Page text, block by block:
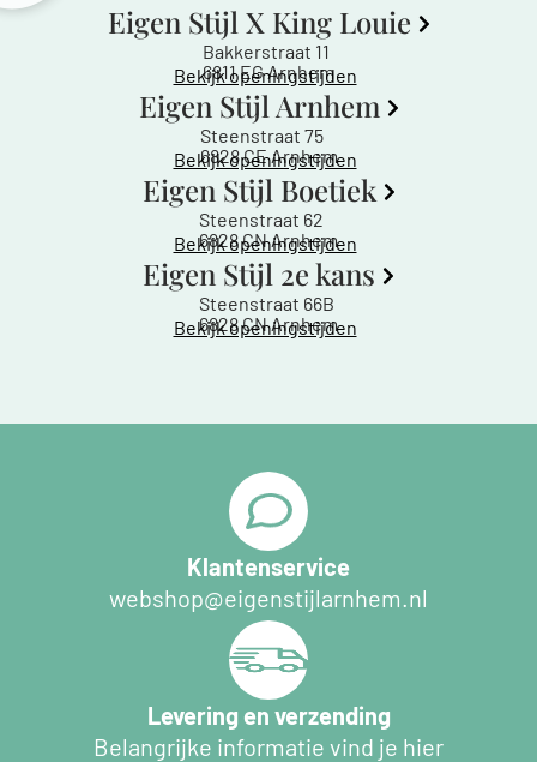
Eigen Stijl X King Louie
Bakkerstraat 11
6811 EG Arnhem
Bekijk openingstijden
Eigen Stijl Arnhem
Steenstraat 75
6828 CE Arnhem
Bekijk openingstijden
Eigen Stijl Boetiek
Steenstraat 62
6828 CN Arnhem
Bekijk openingstijden
Eigen Stijl 2e kans
Steenstraat 66B
6828 CN Arnhem
Bekijk openingstijden
Klantenservice
webshop@eigenstijlarnhem.nl
Levering en verzending
Belangrijke informatie vind je hier